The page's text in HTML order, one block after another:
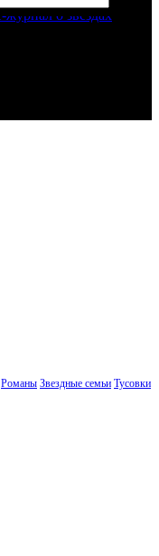
Романы Звездные семьи Тусовки